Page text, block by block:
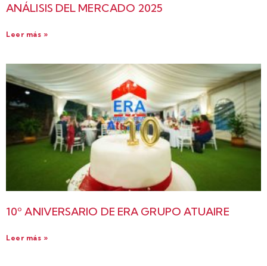
ANÁLISIS DEL MERCADO 2025
Leer más »
10º ANIVERSARIO DE ERA GRUPO ATUAIRE
Leer más »